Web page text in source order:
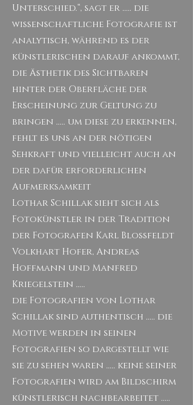
Unterschied.“, sagt er ..... die
wissenschaftliche Fotografie ist
analytisch, während es der
künstlerischen darauf ankommt,
die Ästhetik des Sichtbaren
hinter der Oberfläche der
Erscheinung zur Geltung zu
bringen ..... um diese zu erkennen,
fehlt es uns an der nötigen
Sehkraft und vielleicht auch an
der dafür erforderlichen
Aufmerksamkeit
Lothar Schillak sieht sich als
Fotokünstler in der Tradition
der Fotografen Karl Blossfeldt
Volkhart Hofer, Andreas
Hoffmann und Manfred
Kriegelstein …..
die Fotografien von Lothar
Schillak sind authentisch ..... die
Motive werden in seinen
Fotografien so dargestellt wie
sie zu sehen waren ..... keine seiner
Fotografien wird am Bildschirm
künstlerisch nachbearbeitet .....